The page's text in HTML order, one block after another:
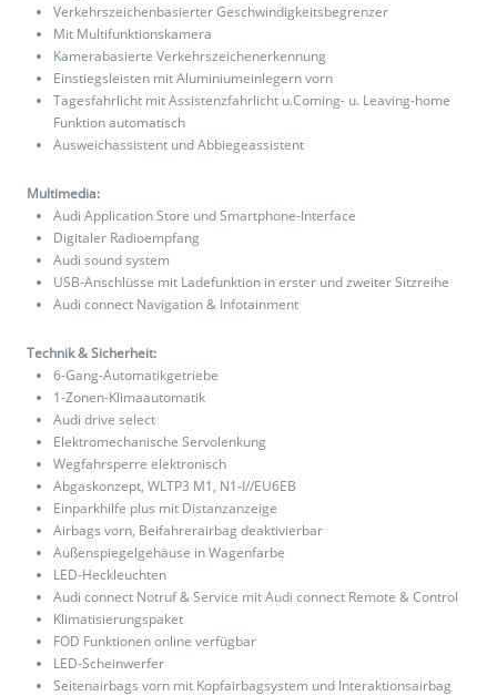
Verkehrszeichenbasierter Geschwindigkeitsbegrenzer
Mit Multifunktionskamera
Kamerabasierte Verkehrszeichenerkennung
Einstiegsleisten mit Aluminiumeinlegern vorn
Tagesfahrlicht mit Assistenzfahrlicht u.Coming- u. Leaving-home
Funktion automatisch
Ausweichassistent und Abbiegeassistent
Multimedia:
Audi Application Store und Smartphone-Interface
Digitaler Radioempfang
Audi sound system
USB-Anschlüsse mit Ladefunktion in erster und zweiter Sitzreihe
Audi connect Navigation & Infotainment
Technik & Sicherheit:
6-Gang-Automatikgetriebe
1-Zonen-Klimaautomatik
Audi drive select
Elektromechanische Servolenkung
Wegfahrsperre elektronisch
Abgaskonzept, WLTP3 M1, N1-I//EU6EB
Einparkhilfe plus mit Distanzanzeige
Airbags vorn, Beifahrerairbag deaktivierbar
Außenspiegelgehäuse in Wagenfarbe
LED-Heckleuchten
Audi connect Notruf & Service mit Audi connect Remote & Control
Klimatisierungspaket
FOD Funktionen online verfügbar
LED-Scheinwerfer
Seitenairbags vorn mit Kopfairbagsystem und Interaktionsairbag